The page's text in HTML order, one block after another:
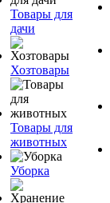
Товары для
дачи
Хозтовары
Товары для
животных
Уборка